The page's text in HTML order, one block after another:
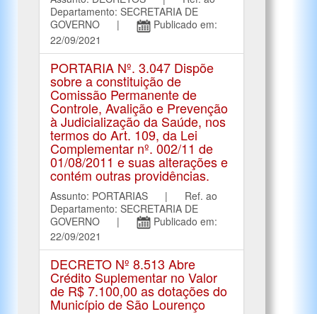
Departamento: SECRETARIA DE
GOVERNO |
Publicado em:
22/09/2021
PORTARIA Nº. 3.047 Dispõe
sobre a constituição de
Comissão Permanente de
Controle, Avalição e Prevenção
à Judicialização da Saúde, nos
termos do Art. 109, da Lei
Complementar nº. 002/11 de
01/08/2011 e suas alterações e
contém outras providências.
Assunto: PORTARIAS | Ref. ao
Departamento: SECRETARIA DE
GOVERNO |
Publicado em:
22/09/2021
DECRETO Nº 8.513 Abre
Crédito Suplementar no Valor
de R$ 7.100,00 as dotações do
Município de São Lourenço